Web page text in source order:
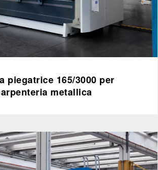
piegatrice 165/3000 per
metallica